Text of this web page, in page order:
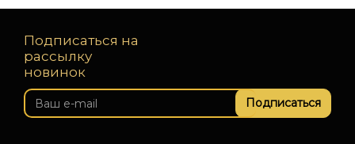
Подписаться на
рассылку
новинок
Подписаться